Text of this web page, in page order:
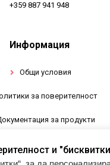
+359 887 941 948
Информация
Общи условия
за поверителност
за продукти
Промоции
и